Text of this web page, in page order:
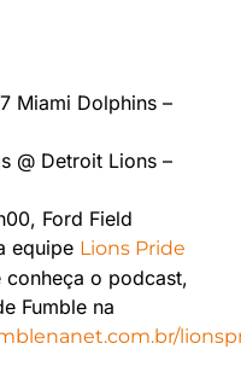
Miami Dolphins –
@ Detroit Lions –
Ford Field
equipe Lions Pride
conheça o podcast,
Fumble na